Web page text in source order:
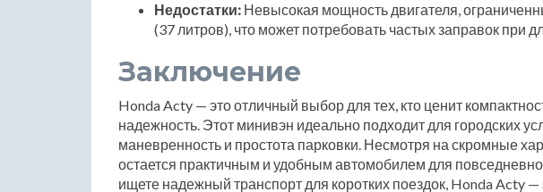
Недостатки: Невысокая мощность двигателя,
(37 литров), что может потребовать частых заправок при
Заключение
Honda Acty — это отличный выбор для тех, кто ценит
надежность. Этот минивэн идеально подходит для городских
маневренность и простота парковки. Несмотря на скромные
остается практичным и удобным автомобилем для
ищете надежный транспорт для коротких поездок, Honda Acty